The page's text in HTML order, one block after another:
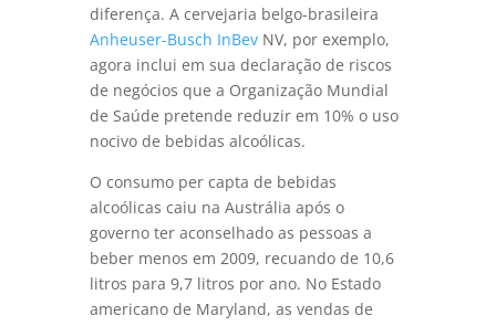
diferença. A cervejaria belgo-brasileira
Anheuser-Busch InBevNV, por exemplo,
agora inclui em sua declaração de riscos
de negócios que a Organização Mundial
de Saúde pretende reduzir em 10% o uso
nocivo de bebidas alcoólicas.
O consumo per capta de bebidas
alcoólicas caiu na Austrália após o
governo ter aconselhado as pessoas a
beber menos em 2009, recuando de 10,6
litros para 9,7 litros por ano. No Estado
americano de Maryland, as vendas de